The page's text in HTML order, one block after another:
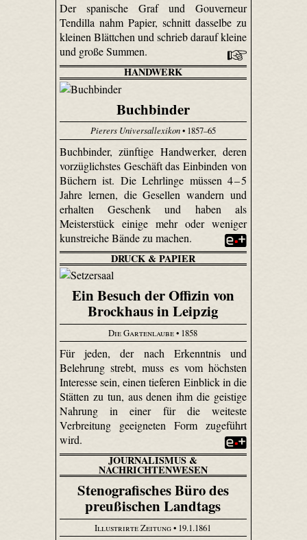
Der spanische Graf und Gouverneur
Tendilla nahm Papier, schnitt dasselbe zu
kleinen Blättchen und schrieb darauf kleine
und große Summen.
HANDWERK
Buchbinder
Pierers Universallexikon• 1857–65
Buchbinder, zünftige Handwerker, deren
vorzüg­lichstes Geschäft das Einbinden von
Büchern ist. Die Lehrlinge müssen 4 – 5
Jahre lernen, die Gesellen wandern und
erhalten Geschenk und haben als
Meisterstück einige mehr oder weniger
kunstreiche Bände zu machen.
DRUCK & PAPIER
Ein Besuch der Offizin von
Brockhaus in Leipzig
Die Gartenlaube• 1858
Für jeden, der nach Erkenntnis und
Belehrung strebt, muss es vom höchsten
Interesse sein, einen tieferen Einblick in die
Stätten zu tun, aus denen ihm die geistige
Nahrung in einer für die weiteste
Verbreitung geeigneten Form zugeführt
wird.
JOURNALISMUS &
NACHRICHTENWESEN
Stenografisches Büro des
preußischen Landtags
Illustrirte Zeitung• 19.1.1861